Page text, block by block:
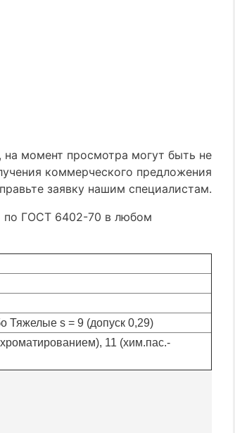
момент просмотра могут быть не
коммерческого предложения
заявку нашим специалистам.
по ГОСТ 6402-70 в любом
Тяжелые s = 9 (допуск 0,29)
11 (хим.пас.-